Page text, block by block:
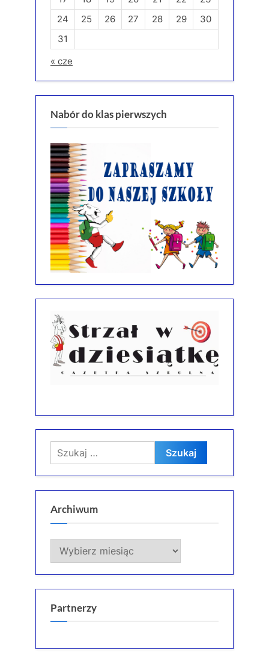
24
25 26 27 28 29
30
31
« cze
Nabór do klas pierwszych
Szukaj:
Archiwum
Archiwum
Partnerzy